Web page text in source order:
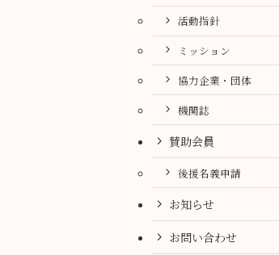
活動指針
ミッション
協力企業・団体
機関誌
賛助会員
後援名義申請
お知らせ
お問い合わせ